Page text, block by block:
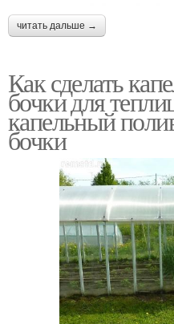
читать дальше →
Как сделать
бочки для
капельный
бочки